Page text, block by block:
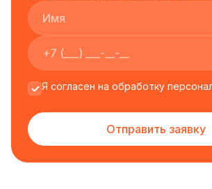
Я согласен на обработку
Отправить заявку